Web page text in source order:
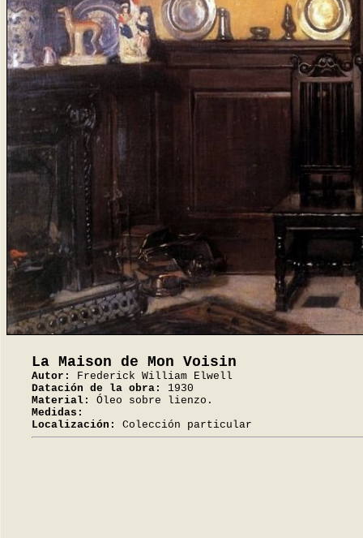
La Maison de Mon Voisin
Autor:
Frederick William Elwell
Datación de la obra:
1930
Material:
Óleo sobre lienzo.
Medidas:
Localización:
Colección particular